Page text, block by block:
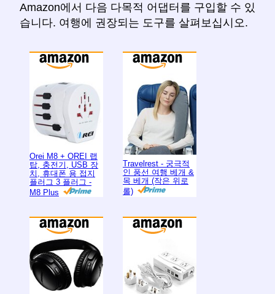
Amazon에서 다음 다목적 어댑터를 구입할 수 있
습니다. 여행에 권장되는 도구를 살펴보십시오.
Orei M8 + OREI 랩
탑, 충전기, USB 장
치, 휴대폰 용 접지
플러그 3 플러그 -
M8 Plus
Travelrest - 궁극적
인 풍선 여행 베개 &
목 베개 (작은 위로
롤)